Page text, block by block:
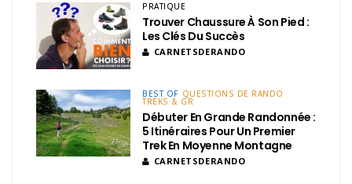
PRATIQUE
Trouver Chaussure À Son Pied :
Les Clés Du Succès
CARNETSDERANDO
BEST OF QUESTIONS DE RANDO
TREKS & GR
Débuter En Grande Randonnée :
5 Itinéraires Pour Un Premier
Trek En Moyenne Montagne
CARNETSDERANDO